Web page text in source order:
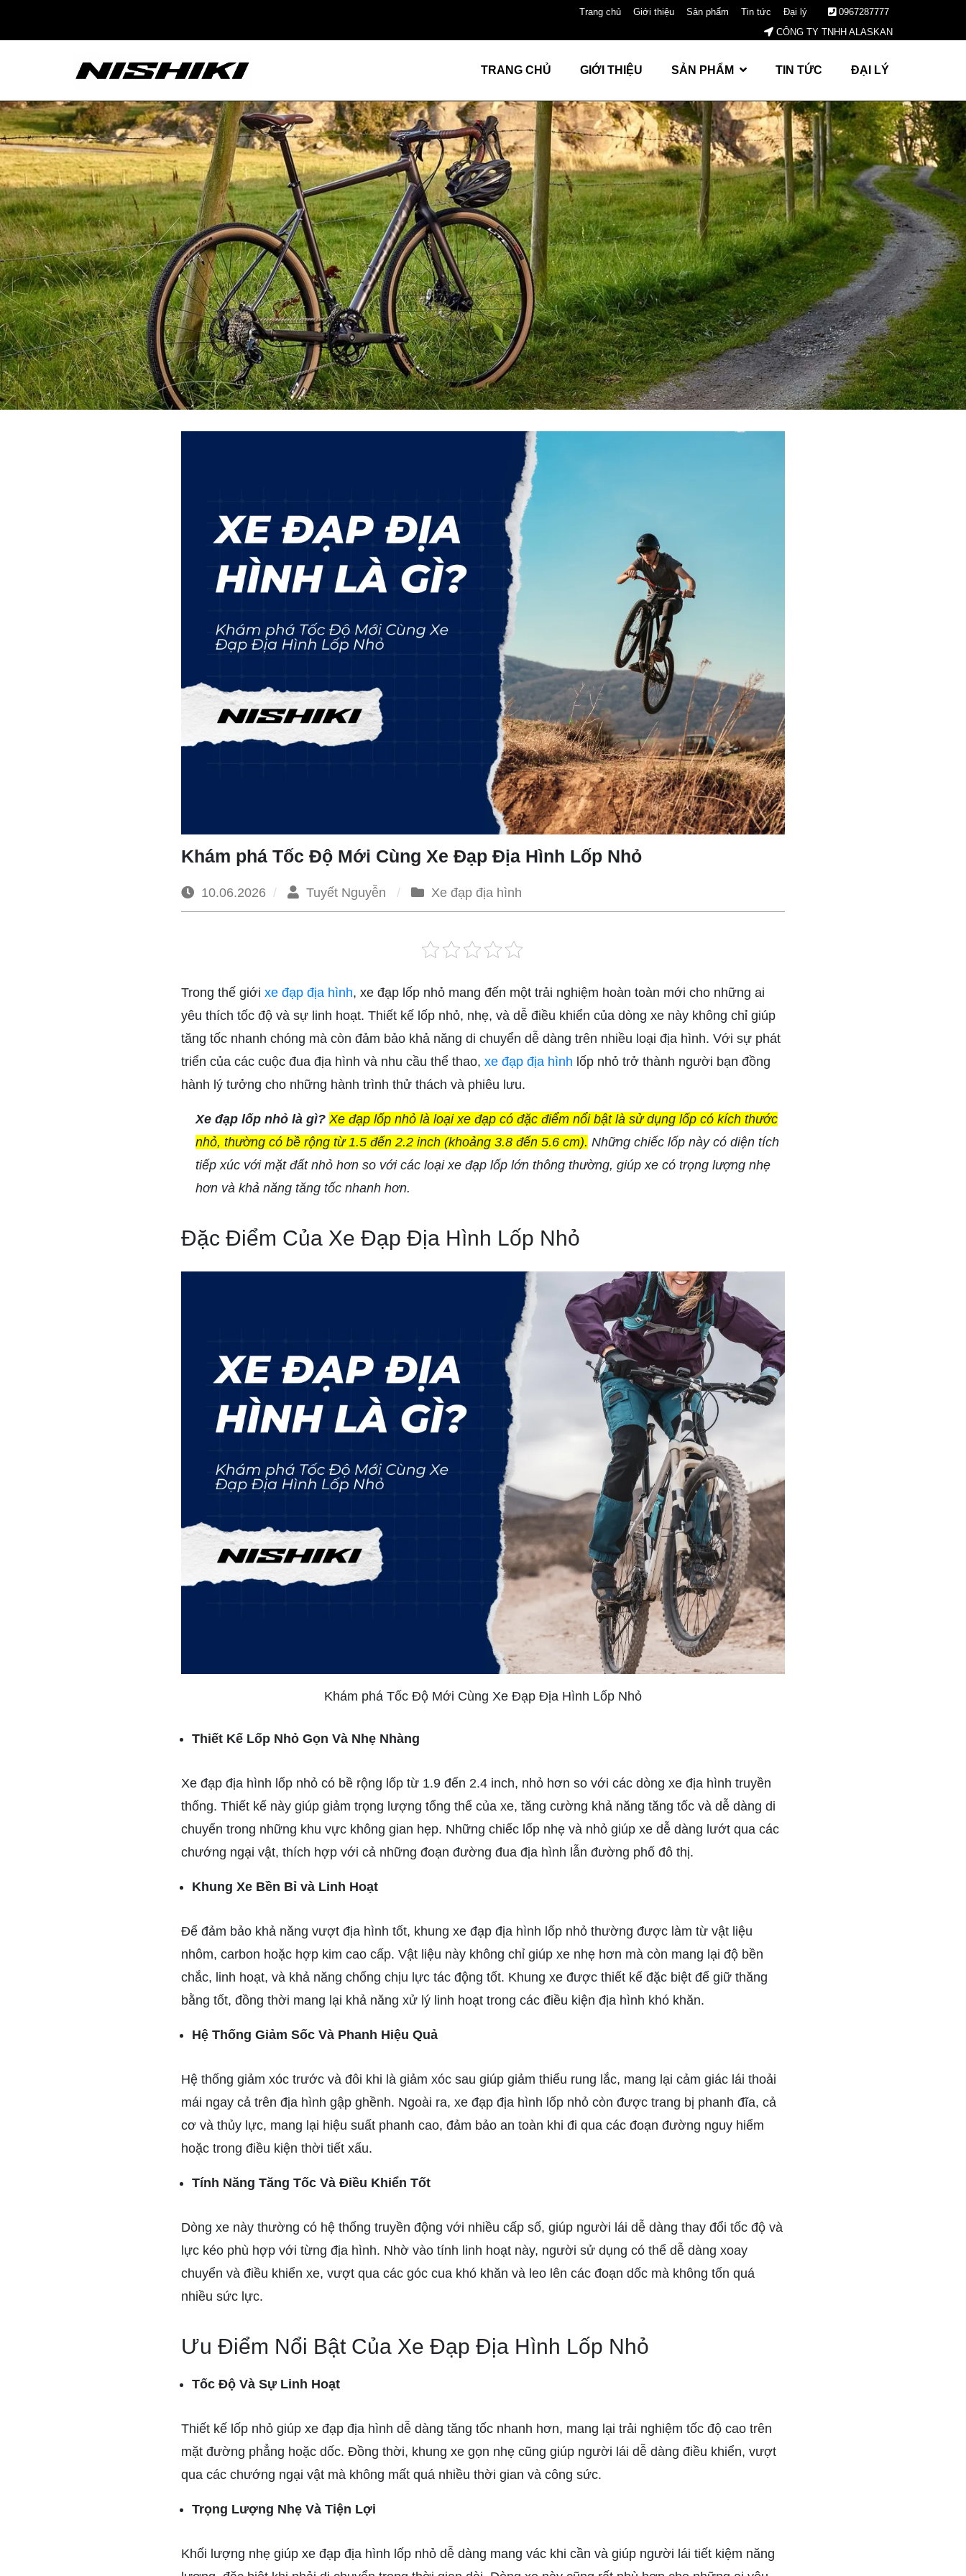
Trang chủ Giới thiệu Sản phẩm Tin tức Đại lý
0967287777
CÔNG TY TNHH ALASKAN
Nishiki – Xe Đạp
Nhật Bản – Since
1965
TRANG CHỦ GIỚI THIỆU SẢN PHẨM TIN TỨC ĐẠI LÝ
Khám phá Tốc Độ Mới Cùng Xe Đạp Địa Hình Lốp Nhỏ
10.06.2026 Tuyết Nguyễn Xe đạp địa hình
Trong thế giới xe đạp địa hình, xe đạp lốp nhỏ mang đến một trải nghiệm hoàn toàn mới cho những ai
yêu thích tốc độ và sự linh hoạt. Thiết kế lốp nhỏ, nhẹ, và dễ điều khiển của dòng xe này không chỉ giúp
tăng tốc nhanh chóng mà còn đảm bảo khả năng di chuyển dễ dàng trên nhiều loại địa hình. Với sự phát
triển của các cuộc đua địa hình và nhu cầu thể thao, xe đạp địa hình lốp nhỏ trở thành người bạn đồng
hành lý tưởng cho những hành trình thử thách và phiêu lưu.
Xe đạp lốp nhỏ là gì? Xe đạp lốp nhỏlà loại xe đạp có đặc điểm nổi bật là sử dụng lốp có kích thước
nhỏ, thường có bề rộng từ 1.5 đến 2.2 inch (khoảng 3.8 đến 5.6 cm). Những chiếc lốp này có diện tích
tiếp xúc với mặt đất nhỏ hơn so với các loại xe đạp lốp lớn thông thường, giúp xe có trọng lượng nhẹ
hơn và khả năng tăng tốc nhanh hơn.
Đặc Điểm Của Xe Đạp Địa Hình Lốp Nhỏ
Khám phá Tốc Độ Mới Cùng Xe Đạp Địa Hình Lốp Nhỏ
Thiết Kế Lốp Nhỏ Gọn Và Nhẹ Nhàng
Xe đạp địa hình lốp nhỏ có bề rộng lốp từ 1.9 đến 2.4 inch, nhỏ hơn so với các dòng xe địa hình truyền
thống. Thiết kế này giúp giảm trọng lượng tổng thể của xe, tăng cường khả năng tăng tốc và dễ dàng di
chuyển trong những khu vực không gian hẹp. Những chiếc lốp nhẹ và nhỏ giúp xe dễ dàng lướt qua các
chướng ngại vật, thích hợp với cả những đoạn đường đua địa hình lẫn đường phố đô thị.
Khung Xe Bền Bỉ và Linh Hoạt
Để đảm bảo khả năng vượt địa hình tốt, khung xe đạp địa hình lốp nhỏ thường được làm từ vật liệu
nhôm, carbon hoặc hợp kim cao cấp. Vật liệu này không chỉ giúp xe nhẹ hơn mà còn mang lại độ bền
chắc, linh hoạt, và khả năng chống chịu lực tác động tốt. Khung xe được thiết kế đặc biệt để giữ thăng
bằng tốt, đồng thời mang lại khả năng xử lý linh hoạt trong các điều kiện địa hình khó khăn.
Hệ Thống Giảm Sốc Và Phanh Hiệu Quả
Hệ thống giảm xóc trước và đôi khi là giảm xóc sau giúp giảm thiểu rung lắc, mang lại cảm giác lái thoải
mái ngay cả trên địa hình gập ghềnh. Ngoài ra, xe đạp địa hình lốp nhỏ còn được trang bị phanh đĩa, cả
cơ và thủy lực, mang lại hiệu suất phanh cao, đảm bảo an toàn khi đi qua các đoạn đường nguy hiểm
hoặc trong điều kiện thời tiết xấu.
Tính Năng Tăng Tốc Và Điều Khiển Tốt
Dòng xe này thường có hệ thống truyền động với nhiều cấp số, giúp người lái dễ dàng thay đổi tốc độ và
lực kéo phù hợp với từng địa hình. Nhờ vào tính linh hoạt này, người sử dụng có thể dễ dàng xoay
chuyển và điều khiển xe, vượt qua các góc cua khó khăn và leo lên các đoạn dốc mà không tốn quá
nhiều sức lực.
Ưu Điểm Nổi Bật Của Xe Đạp Địa Hình Lốp Nhỏ
Tốc Độ Và Sự Linh Hoạt
Thiết kế lốp nhỏ giúp xe đạp địa hình dễ dàng tăng tốc nhanh hơn, mang lại trải nghiệm tốc độ cao trên
mặt đường phẳng hoặc dốc. Đồng thời, khung xe gọn nhẹ cũng giúp người lái dễ dàng điều khiển, vượt
qua các chướng ngại vật mà không mất quá nhiều thời gian và công sức.
Trọng Lượng Nhẹ Và Tiện Lợi
Khối lượng nhẹ giúp xe đạp địa hình lốp nhỏ dễ dàng mang vác khi cần và giúp người lái tiết kiệm năng